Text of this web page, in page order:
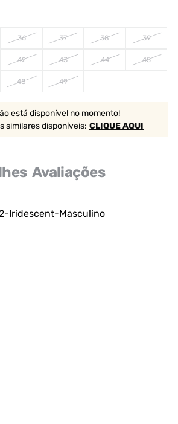
36 37 38 39
42 43 44 45
48 49
está disponível no momento!
similaresdisponíveis: CLIQUE AQUI
Avaliações